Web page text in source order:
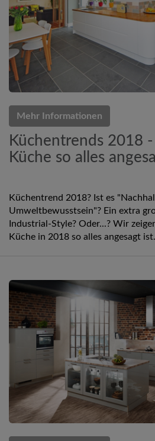
Mehr Informationen
Küchentrends 2018
Küche so alles
Küchentrend 2018? Ist es
Umweltbewusstsein"? Ein extra
Industrial-Style? Oder...? Wir
Küche in 2018 so alles angesagt ist.